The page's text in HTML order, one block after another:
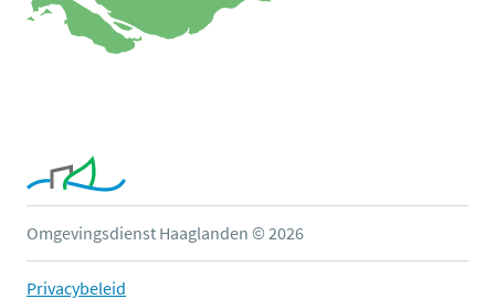
Omgevingsdienst Haaglanden © 2026
Privacybeleid